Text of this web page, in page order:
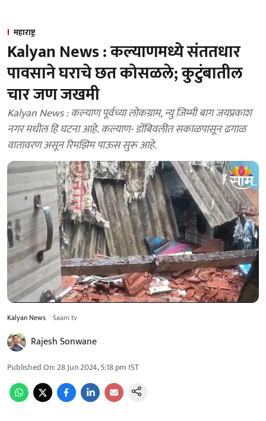
महाराष्ट्र
Kalyan News : कल्याणमध्ये संततधार
पावसाने घराचे छत कोसळले; कुटुंबातील
चार जण जखमी
Kalyan News : कल्याण पूर्वच्या लोकग्राम, न्यु जिम्मी बाग जयप्रकाश
नगर मधील हि घटना आहे. कल्याण- डोंबिवलीत सकाळपासून ढगाळ
वातावरण असून रिमझिम पाऊस सुरू आहे.
Kalyan News Saam tv
Rajesh Sonwane
Published On:28 Jun 2024, 5:18 pm IST